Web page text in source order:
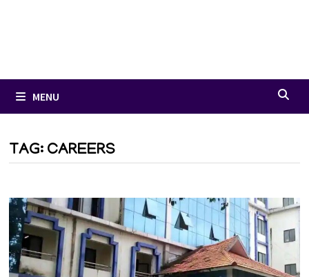
MENU
TAG: CAREERS